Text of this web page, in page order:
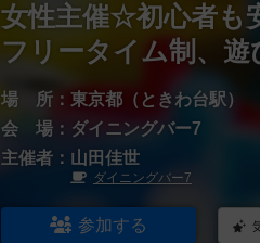
女性主催☆初心者も
フリータイム制、遊
場 所： 東京都（ときわ台駅）
会 場： ダイニングバー7
主催者： 山田佳世
ダイニングバー7
参加する